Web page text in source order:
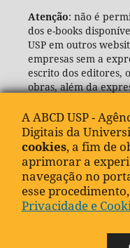
Atenção: não é
dos e-books
USP em outros
empresas sem a
escrito dos editores,
obras, além da
(ABCD-USP).
A ABCD USP -
Digitais da
cookies, a fim de
aprimorar a
navegação no
esse
Privacidade e